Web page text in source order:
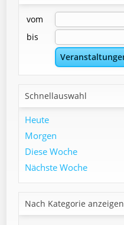
vom
bis
Schnellauswahl
Heute
Morgen
Diese Woche
Nächste Woche
Nach Kategorie anzeigen